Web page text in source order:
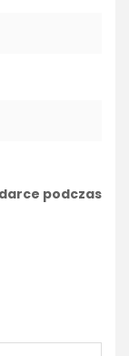
podczas